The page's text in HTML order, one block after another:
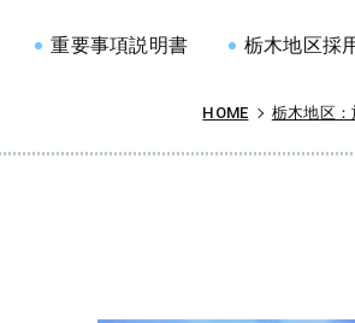
重要事項説明書 栃木地区採
HOME 栃木地区